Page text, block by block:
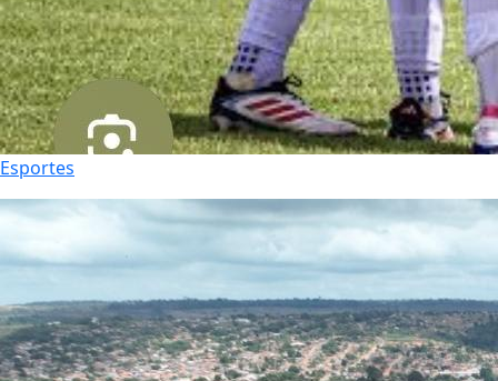
Esportes